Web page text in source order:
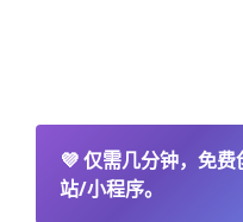
💜仅需几分钟，免
站/小程序。